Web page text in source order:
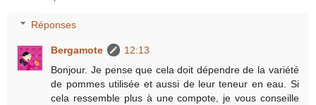
Réponses
Bergamote
12:13
Bonjour. Je pense que cela doit dépendre de la variété
de pommes utilisée et aussi de leur teneur en eau. Si
cela ressemble plus à une compote, je vous conseille